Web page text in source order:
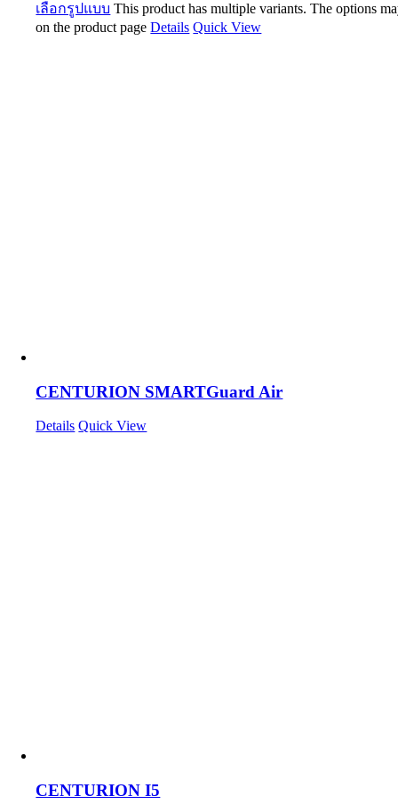
เลือกรูปแบบ This product has multiple variants. The options
on the product pageDetails Quick View
CENTURION SMARTGuard Air
Details Quick View
CENTURION I5